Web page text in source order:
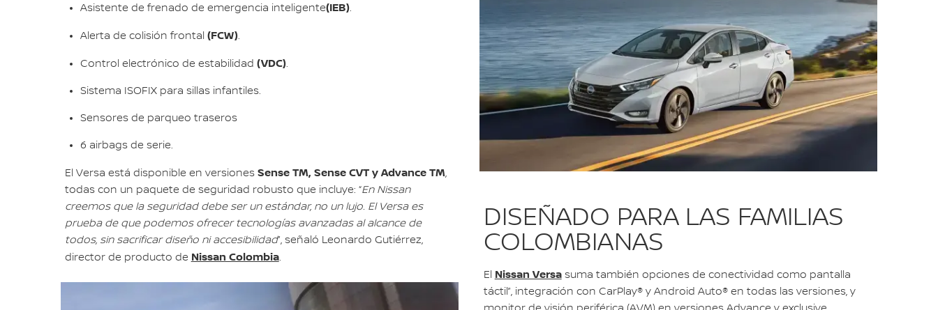
Asistente de frenado de emergencia inteligente(IEB).
Alerta de colisión frontal (FCW).
Control electrónico de estabilidad (VDC).
Sistema ISOFIX para sillas infantiles.
Sensores de parqueo traseros
6 airbags de serie.
El Versa está disponible en versiones Sense TM, Sense CVT y Advance TM,
todas con un paquete de seguridad robusto que incluye: “En Nissan
creemos que la seguridad debe ser un estándar, no un lujo. El Versa es
prueba de que podemos ofrecer tecnologías avanzadas al alcance de
todos, sin sacrificar diseño ni accesibilidad”, señaló Leonardo Gutiérrez,
director de producto de Nissan Colombia.
DISEÑADO PARA LAS FAMILIAS
COLOMBIANAS
El Nissan Versasuma también opciones de conectividad como pantalla
táctil”, integración con CarPlay® y Android Auto® en todas las versiones, y